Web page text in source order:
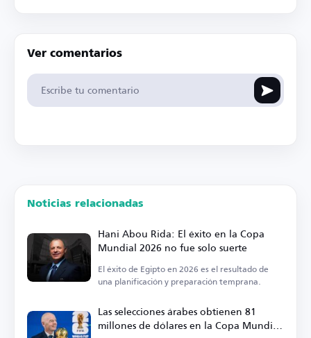
Ver comentarios
Noticias relacionadas
Hani Abou Rida: El éxito en la Copa
Mundial 2026 no fue solo suerte
El éxito de Egipto en 2026 es el resultado de
una planificación y preparación temprana.
Las selecciones árabes obtienen 81
millones de dólares en la Copa Mundial